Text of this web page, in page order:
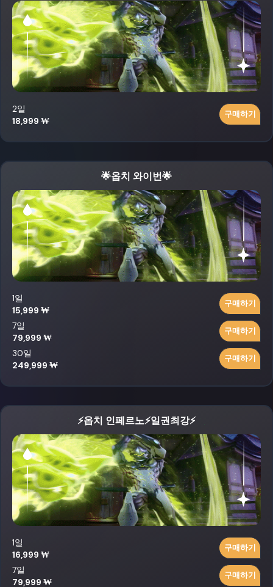
2일
18,999 ₩
구매하기
🌟옵치 와이번🌟
1일
15,999 ₩
구매하기
7일
79,999 ₩
구매하기
30일
249,999 ₩
구매하기
⚡옵치 인페르노⚡일권최강⚡
1일
16,999 ₩
구매하기
7일
79,999 ₩
구매하기